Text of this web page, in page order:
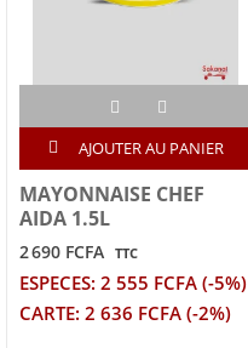
AJOUTER AU PANIER
MAYONNAISE CHEF
AIDA 1.5L
2 690 FCFA TTC
ESPECES: 2 555 FCFA (-5%)
CARTE: 2 636 FCFA (-2%)